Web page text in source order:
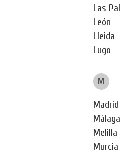
Las
León
Lleida
Lugo
M
Madrid
Málaga
Melilla
Murcia